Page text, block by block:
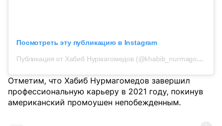
Посмотреть эту публикацию в Instagram
Публикация от Хабиб Нурмагомедов (@khabib_nurmagomedov)
Отметим, что Хабиб Нурмагомедов завершил
профессиональную карьеру в 2021 году, покинув
американский промоушен непобежденным.